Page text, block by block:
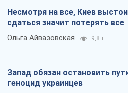
Несмотря на все, Киев
сдаться значит потерять все
Ольга Айвазовская 9,8 т.
Запад обязан остановить
геноцид украинцев